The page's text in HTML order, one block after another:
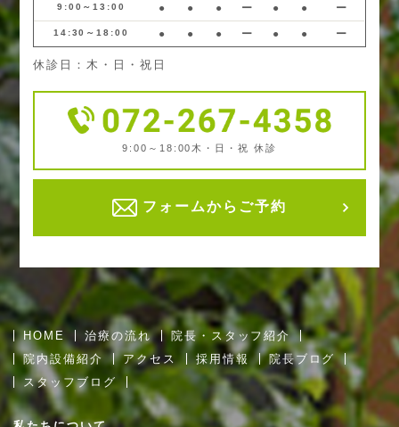
9:00～13:00 ● ● ● ー ● ● ー
14:30～18:00 ● ● ● ー ● ● ー
休診日：木・日・祝日
9:00～18:00 木・日・祝 休診
フォームからご予約
HOME 治療の流れ
院長・スタッフ紹介
院内設備紹介
アクセス 採用情報
院長ブログ
スタッフブログ